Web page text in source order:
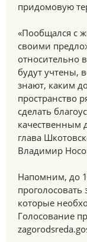
придомовую
«Пообщался с
своими
относительно
будут учтены,
знают, каким
пространство
сделать
качественным
глава
Владимир
Напомним, до
которые
Голосование